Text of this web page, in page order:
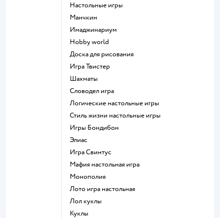
Настольные игры
Манчкин
Имаджинариум
Hobby world
Доска для рисования
Игра Твистер
Шахматы
Словодел игра
Логические настольные игры
Стиль жизни настольные игры
Игры Бондибон
Элиас
Игра Свинтус
Мафия настольная игра
Монополия
Лото игра настольная
Лол куклы
Куклы